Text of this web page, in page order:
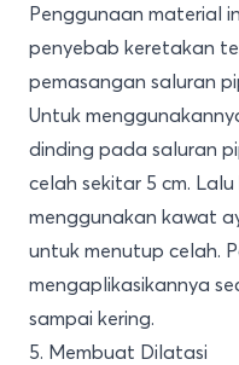
Penggunaan material
penyebab keretakan
pemasangan saluran
Untuk
dinding pada saluran
celah sekitar 5 cm.
menggunakan kawat
untuk menutup celah.
mengaplikasikannya
sampai kering.
5. Membuat Dilatasi